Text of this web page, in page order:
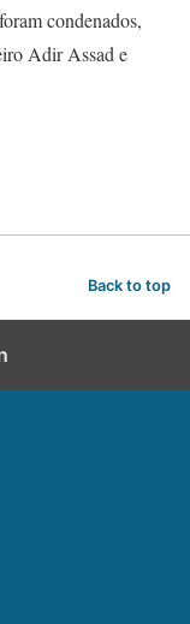
condenados,
Adir Assad e
Back to top